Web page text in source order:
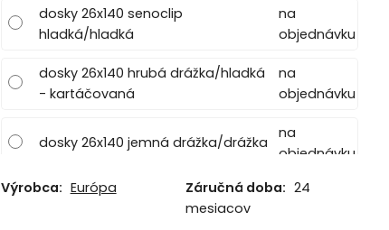
dosky 26x140 senoclip
hladká/hladká
na
objednávku
dosky 26x140 hrubá drážka/hladká
- kartáčovaná
na
objednávku
dosky 26x140 jemná drážka/drážka
na
objednávku
Výrobca: Európa Záručná doba: 24
mesiacov